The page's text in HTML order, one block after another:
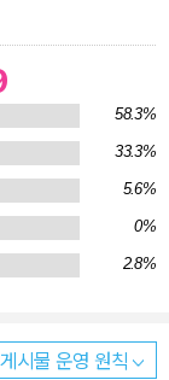
현장을 스틸 컷으
때에도 늘 카메라
영화감독과 다를
화하기 이전에 이
브
moment)을 직관
미학을 대표하는
번’(einmal=only
58.3%
33.3%
5.6%
0%
2.8%
게시물 운영 원칙